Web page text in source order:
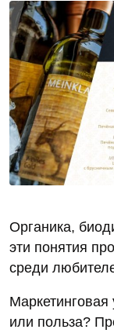
Органика,
эти понятия
среди
или польза?